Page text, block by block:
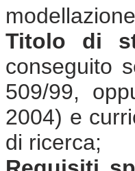
Titolo di
conseguito
509/99,
2004) e
di ricerca;